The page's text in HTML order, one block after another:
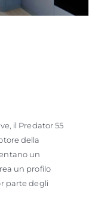
il Predator 55
della
un
un profilo
parte degli